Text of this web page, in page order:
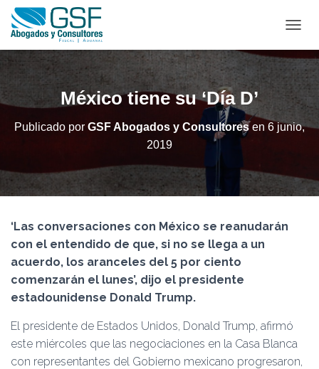
A
A
M
E
México tiene su ‘Día D’
Publicado por GSF Abogados y Consultoresen 6 junio,
2019
‘Las conversaciones con México se reanudarán
con el entendido de que, si no se llega a un
acuerdo, los aranceles del 5 por ciento
comenzarán el lunes’, dijo el presidente
estadounidense Donald Trump.
El presidente de Estados Unidos, Donald Trump, afirmó
este miércoles que las negociaciones en la Casa Blanca
con representantes del Gobierno mexicano progresaron,